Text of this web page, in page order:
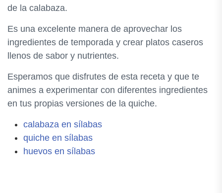
de la calabaza.
Es una excelente manera de aprovechar los
ingredientes de temporada y crear platos caseros
llenos de sabor y nutrientes.
Esperamos que disfrutes de esta receta y que te
animes a experimentar con diferentes ingredientes
en tus propias versiones de la quiche.
calabaza en sílabas
quiche en sílabas
huevos en sílabas